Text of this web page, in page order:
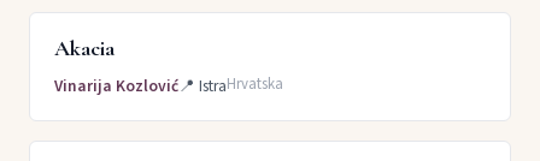
Akacia
Vinarija Kozlović📍 IstraHrvatska